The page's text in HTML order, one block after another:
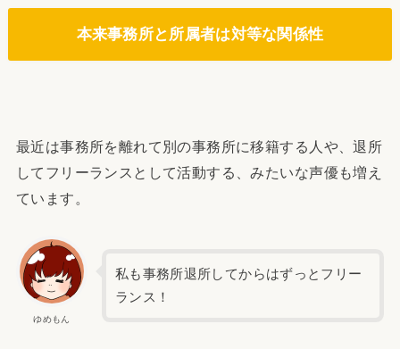
本来事務所と所属者は対等な関係性
最近は事務所を離れて別の事務所に移籍する人や、退所
してフリーランスとして活動する、みたいな声優も増え
ています。
ゆめもん
私も事務所退所してからはずっとフリー
ランス！